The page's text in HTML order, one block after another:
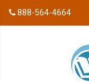
888-564-4664